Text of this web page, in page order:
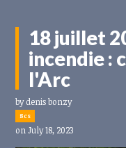
18 juillet
incendie :
l'Arc
bydenis bonzy
8cs
on July 18, 2023